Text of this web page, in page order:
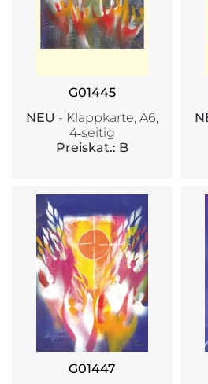
G01445
NEU - Klappkarte, A6,
4‑seitig
Preiskat.: B
G01447